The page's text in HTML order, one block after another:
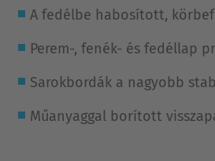
A fedélbe habosított,
Perem-, fenék- és fedéllap
Sarokbordák a nagyobb
Műanyaggal borított